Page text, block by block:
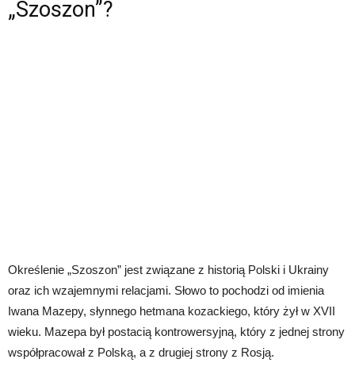
„Szoszon”?
Określenie „Szoszon” jest związane z historią Polski i Ukrainy
oraz ich wzajemnymi relacjami. Słowo to pochodzi od imienia
Iwana Mazepy, słynnego hetmana kozackiego, który żył w XVII
wieku. Mazepa był postacią kontrowersyjną, który z jednej strony
współpracował z Polską, a z drugiej strony z Rosją.